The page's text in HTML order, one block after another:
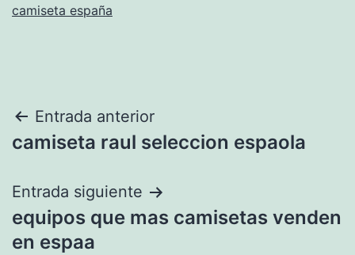
camiseta españa
Navegación
de
entradas
Entrada anterior
camiseta raul seleccion espaola
Entrada siguiente
equipos que mas camisetas venden
en espaa